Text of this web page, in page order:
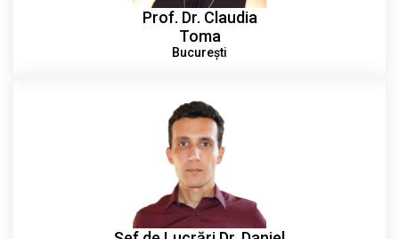
Prof. Dr. Claudia
Toma
București